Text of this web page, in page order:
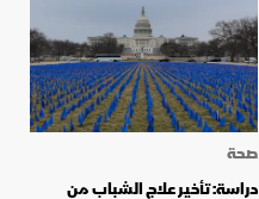
صحة
دراسة: تأخير علاج الشباب من